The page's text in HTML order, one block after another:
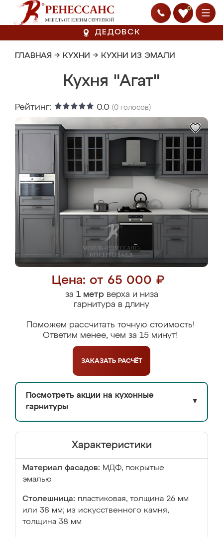
0
ДЕДОВСК
ГЛАВНАЯ → КУХНИ → КУХНИ ИЗ ЭМАЛИ
Кухня "Агат"
Рейтинг: 0.0 (0 голосов)
Цена: от 65 000 ₽
за 1 метрверха и низа
гарнитура в длину
Поможем рассчитать точную стоимость!
Ответим менее, чем за 15 минут!
ЗАКАЗАТЬ РАСЧЁТ
Посмотреть акции на кухонные
гарнитуры
▼
Характеристики
Материал фасадов: МДФ, покрытые
эмалью
Столешница: пластиковая, толщина 26 мм
или 38 мм; из искусственного камня,
толщина 38 мм